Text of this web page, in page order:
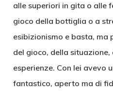
alle superiori in gita o alle
gioco della bottiglia o a
esibizionismo e basta, ma
del gioco, della situazione,
esperienze. Con lei avevo
fantastico, aperto ma di